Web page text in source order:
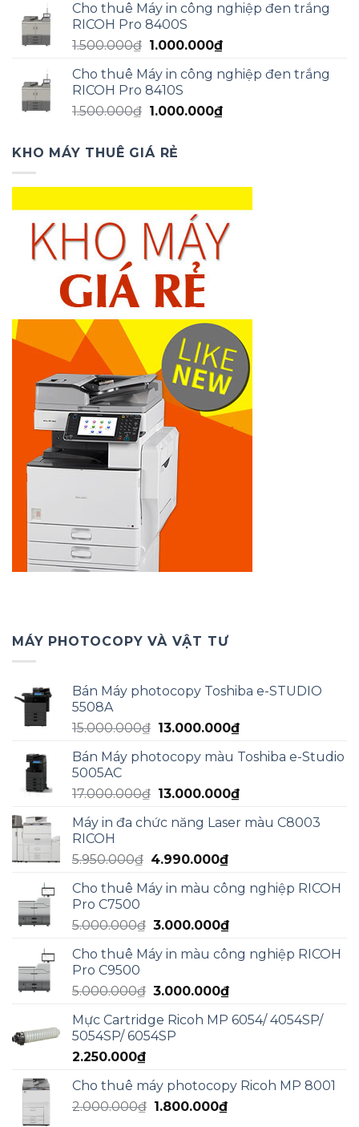
là:
1.500.000₫.
tại
1.000.000₫.
Cho thuê Máy in công nghiệp đen trắng
RICOH Pro 8400S
1.500.000₫ Giá
là:
1.500.000₫.
1.000.000₫Giá
tại
1.000.000₫.
Cho thuê Máy in công nghiệp đen trắng
RICOH Pro 8410S
1.500.000₫ Giá
là:
1.500.000₫.
1.000.000₫Giá
KHO MÁY THUÊ GIÁ RẺ
MÁY PHOTOCOPY VÀ VẬT TƯ
Bán Máy photocopy Toshiba e-STUDIO
5508A
15.000.000₫ Giá
là:
13.000.000₫Giá
tại
13.000.000₫.
Bán Máy photocopy màu Toshiba e-Studio
5005AC
17.000.000₫ Giá
là:
13.000.000₫Giá
tại
Máy in đa chức năng Laser màu C8003
RICOH
5.950.000₫ Giá
là:
4.990.000₫Giá
tại
4.990.000₫.
Cho thuê Máy in màu công nghiệp RICOH
Pro C7500
5.000.000₫ Giá
là:
3.000.000₫Giá
tại
3.000.000₫.
Cho thuê Máy in màu công nghiệp RICOH
Pro C9500
5.000.000₫ Giá
là:
5.000.000₫.
3.000.000₫Giá
tại
Mực Cartridge Ricoh MP 6054/ 4054SP/
5054SP/ 6054SP
2.250.000₫
Cho thuê máy photocopy Ricoh MP 8001
2.000.000₫ Giá
1.800.000₫Giá